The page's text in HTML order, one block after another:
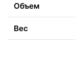
Объем
Вес